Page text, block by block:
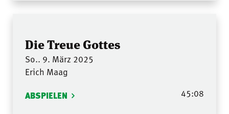
Die Treue Gottes
So.. 9. März 2025
Erich Maag
ABSPIELEN 45:08